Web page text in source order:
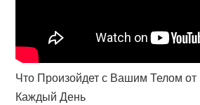
Что Произойдет с Вашим Телом
Каждый День